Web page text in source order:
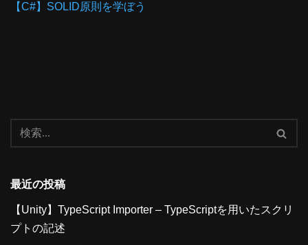
【C#】SOLID原則を学ぼう
最近の投稿
【Unity】TypeScript Importer – TypeScriptを用いたスクリ
プトの記述